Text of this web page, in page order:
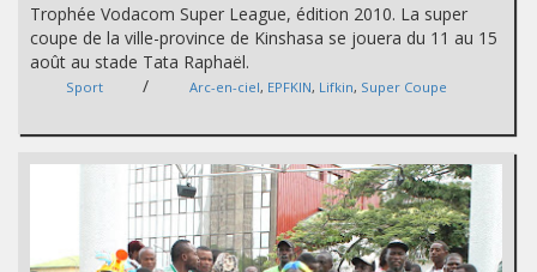
Trophée Vodacom Super League, édition 2010. La super
coupe de la ville-province de Kinshasa se jouera du 11 au 15
août au stade Tata Raphaël.
Sport / Arc-en-ciel, EPFKIN, Lifkin, Super Coupe